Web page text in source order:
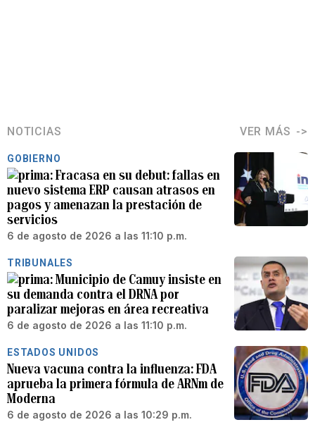
NOTICIAS VER MÁS
GOBIERNO
Fracasa en su debut: fallas en
nuevo sistema ERP causan atrasos en
pagos y amenazan la prestación de
servicios
6 de agosto de 2026 a las 11:10 p.m.
TRIBUNALES
Municipio de Camuy insiste en
su demanda contra el DRNA por
paralizar mejoras en área recreativa
6 de agosto de 2026 a las 11:10 p.m.
ESTADOS UNIDOS
Nueva vacuna contra la influenza: FDA
aprueba la primera fórmula de ARNm de
Moderna
6 de agosto de 2026 a las 10:29 p.m.